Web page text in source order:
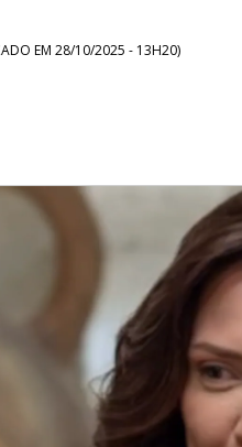
EM 28/10/2025 - 13H20)